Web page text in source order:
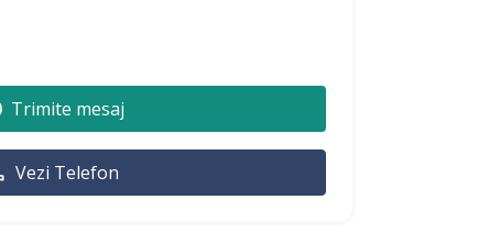
Trimite mesaj
Vezi Telefon